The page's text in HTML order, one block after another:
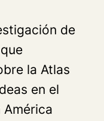
de
la Atlas
en el
América